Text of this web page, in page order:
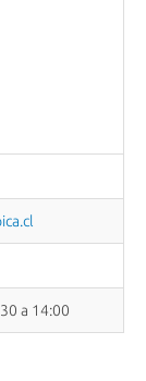
a 14:00